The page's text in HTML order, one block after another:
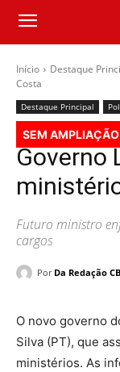
Início Destaque
Costa
Destaque Principal
SEM
Governo
Futuro ministro
cargos
Por Da Redação
O novo governo
Silva (PT), que
ministérios. As